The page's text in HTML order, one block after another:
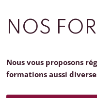
NOS
Nous vous proposons
formations aussi